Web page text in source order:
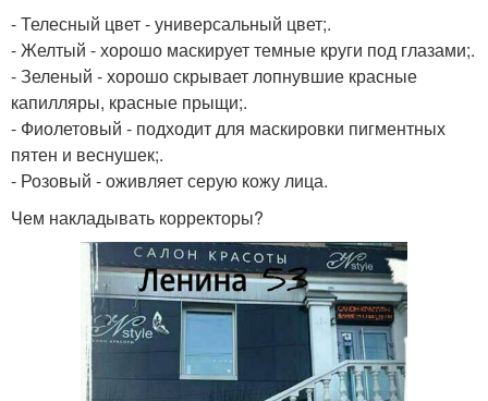
- Телесный цвет - универсальный цвет;.
- Желтый - хорошо маскирует темные круги под глазами;.
- Зеленый - хорошо скрывает лопнувшие красные
капилляры, красные прыщи;.
- Фиолетовый - подходит для маскировки пигментных
пятен и веснушек;.
- Розовый - оживляет серую кожу лица.
Чем накладывать корректоры?